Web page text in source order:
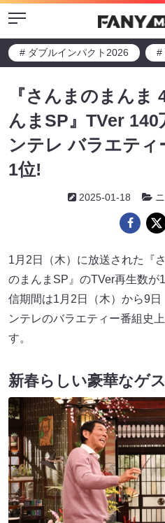
Menu
# ダブルインパクト2026 #
『さんまのまんま
んまSP』TVer 140
ンテレ バラエティ
1位!
2025-01-18
1月2日（木）に放送された『
のまんまSP』のTVer再生数が
信期間は1月2日（木）から9
ンテレのバラエティー番組史
す。
新春らしい豪華なゲ